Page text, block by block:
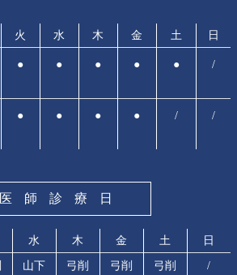
火 水 木 金 土 日
● ● ● ● ● /
● ● ● ● / /
医師診療日
水 木 金 土 日
山下
弓削
弓削
弓削
/